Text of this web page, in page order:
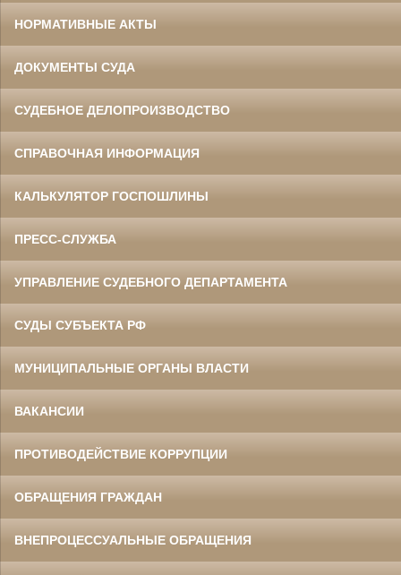
НОРМАТИВНЫЕ АКТЫ
ДОКУМЕНТЫ СУДА
СУДЕБНОЕ ДЕЛОПРОИЗВОДСТВО
СПРАВОЧНАЯ ИНФОРМАЦИЯ
КАЛЬКУЛЯТОР ГОСПОШЛИНЫ
ПРЕСС-СЛУЖБА
УПРАВЛЕНИЕ СУДЕБНОГО ДЕПАРТАМЕНТА
СУДЫ СУБЪЕКТА РФ
МУНИЦИПАЛЬНЫЕ ОРГАНЫ ВЛАСТИ
ВАКАНСИИ
ПРОТИВОДЕЙСТВИЕ КОРРУПЦИИ
ОБРАЩЕНИЯ ГРАЖДАН
ВНЕПРОЦЕССУАЛЬНЫЕ ОБРАЩЕНИЯ